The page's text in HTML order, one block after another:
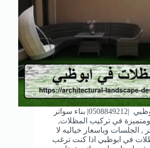
بناء مظلات في ابوظبي |0508849212| بناء سواتر
في تركيب المظلات,
, الجلسات وباسعار خياليه لا
في ابوظبي اذا كنت ترغب